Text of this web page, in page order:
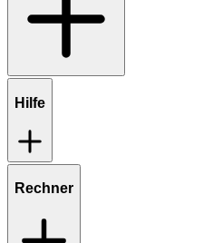
Hilfe
Rechner